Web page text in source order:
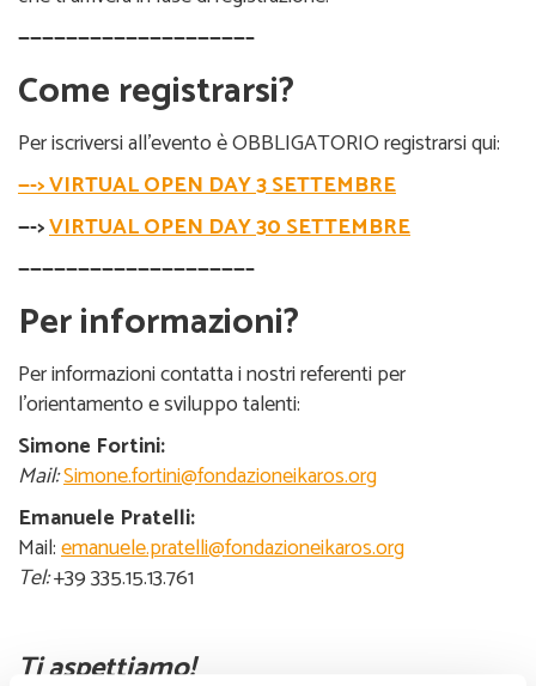
———————————————————–
Come registrarsi?
Per iscriversi all’evento è OBBLIGATORIO registrarsi qui:
—-> VIRTUAL OPEN DAY 3 SETTEMBRE
—->VIRTUAL OPEN DAY 30 SETTEMBRE
———————————————————–
Per informazioni?
Per informazioni contatta i nostri referenti per
l’orientamento e sviluppo talenti:
Simone Fortini:
Mail:Simone.fortini@fondazioneikaros.org
Emanuele Pratelli:
Mail:emanuele.pratelli@fondazioneikaros.org
Tel:+39 335.15.13.761
Ti aspettiamo!